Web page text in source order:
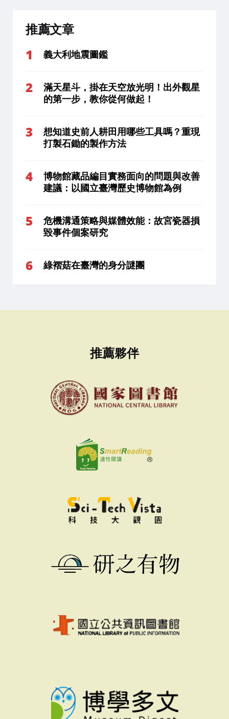
推薦文章
義大利地震圖鑑
滿天星斗，掛在天空放光明！出外觀星
的第一步，教你從何做起！
想知道史前人耕田用哪些工具嗎？重現
打製石鋤的製作方法
博物館藏品編目實務面向的問題與改善
建議：以國立臺灣歷史博物館為例
危機溝通策略與媒體效能：故宮瓷器損
毀事件個案研究
綠褶菇在臺灣的身分謎團
推薦夥伴